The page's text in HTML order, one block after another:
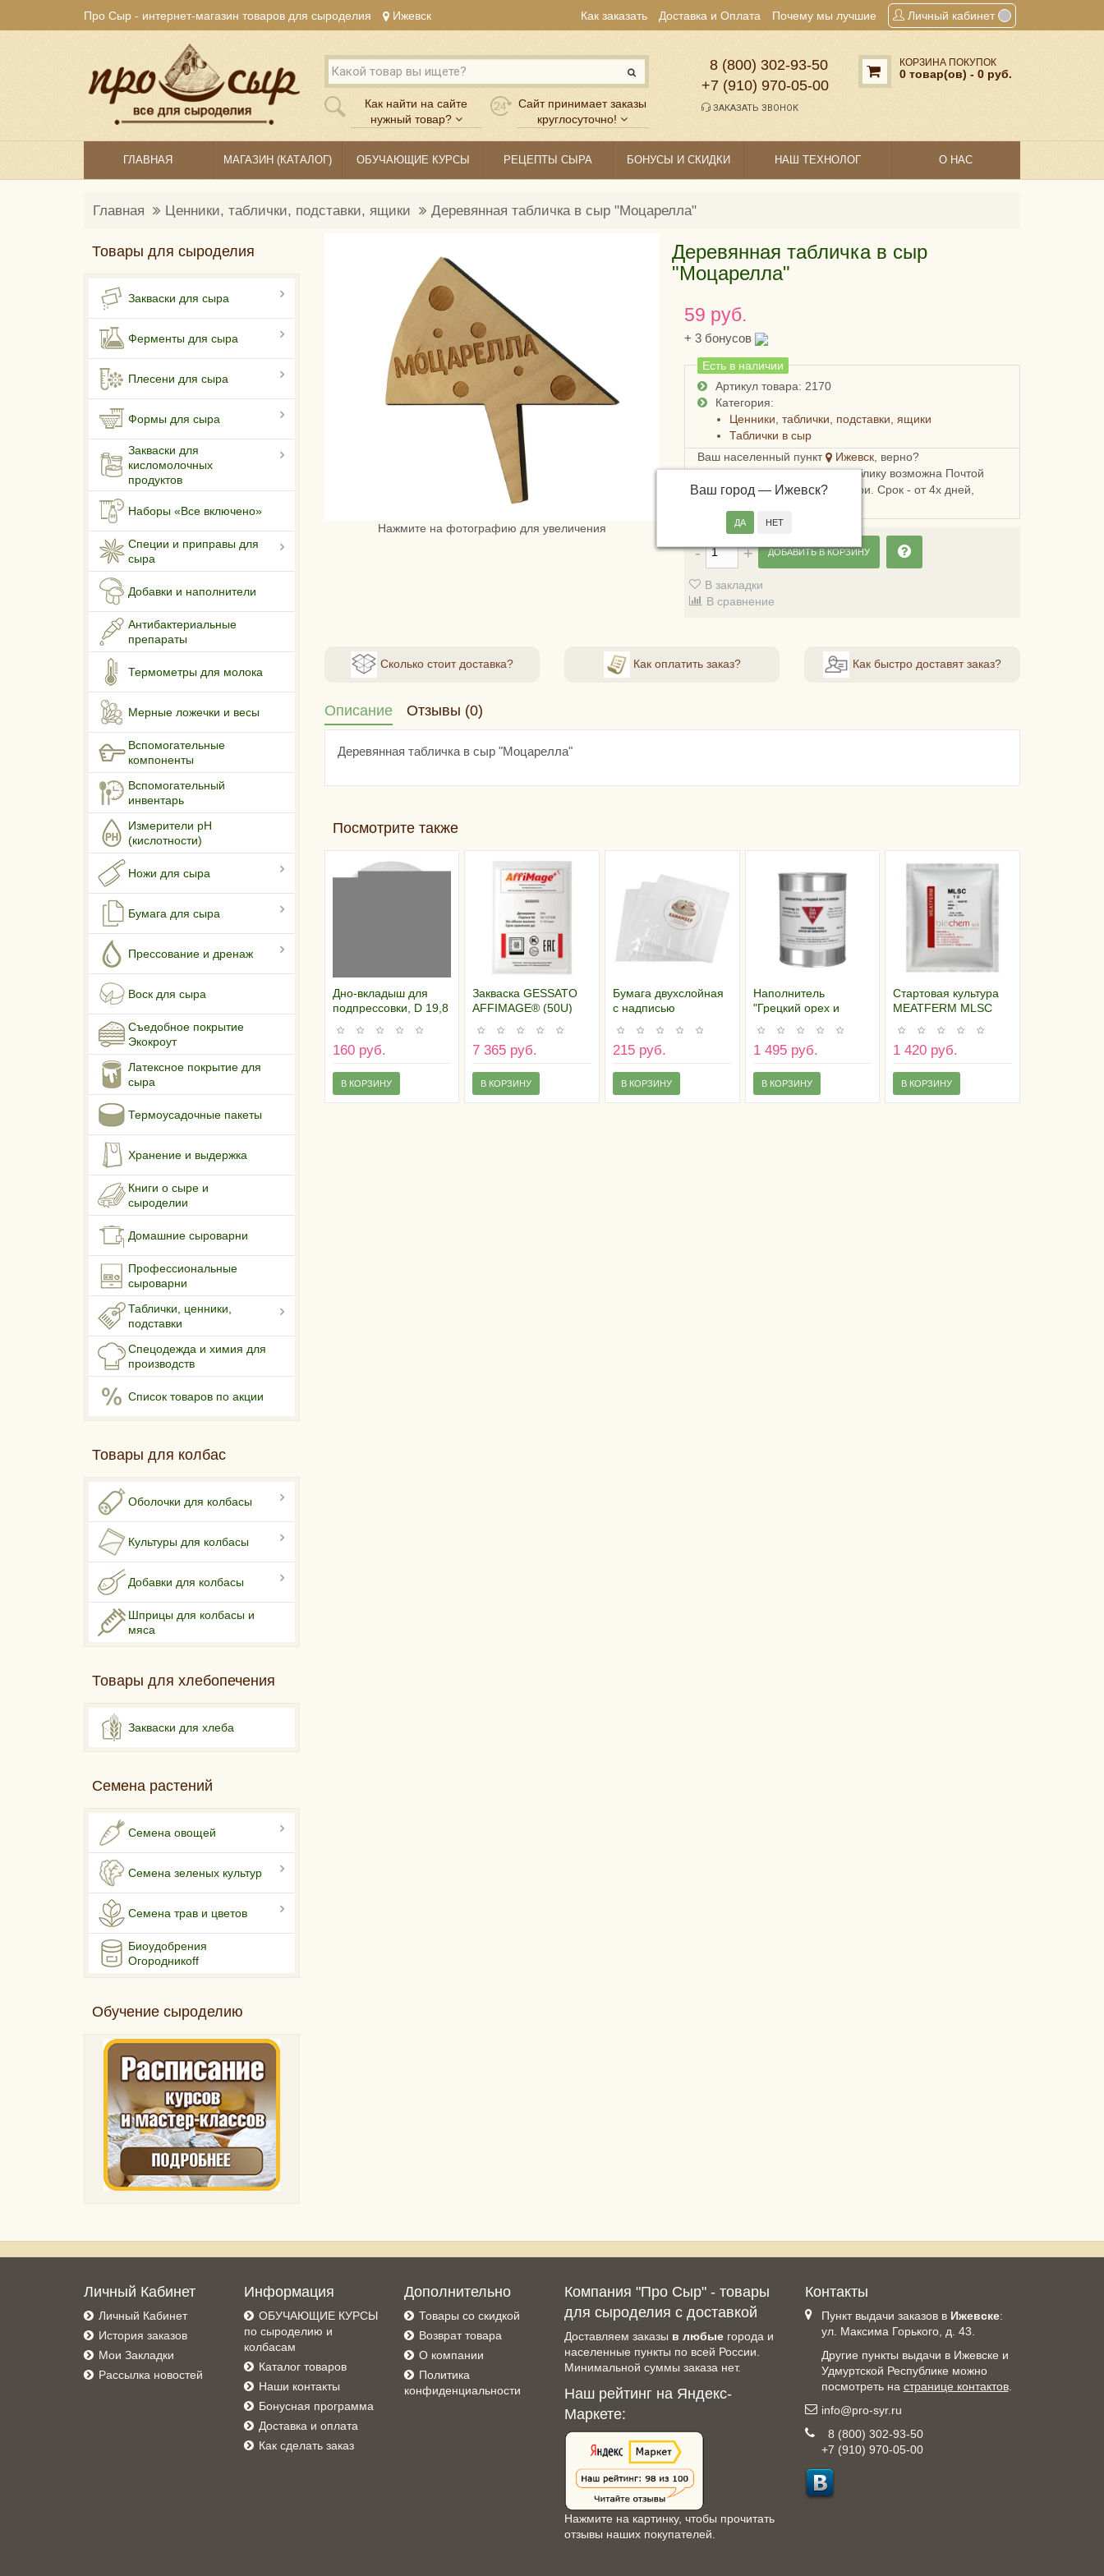
Про Сыр - интернет-магазин товаров для сыроделия Ижевск Как заказать Доставка и Оплата Почему мы лучшие Личный кабинет
Как найти на сайте
нужный товар?
Сайт принимает заказы
круглосуточно!
8 (800) 302‑93‑50
+7 (910) 970‑05‑00
ЗАКАЗАТЬ ЗВОНОК
КОРЗИНА ПОКУПОК
0 товар(ов) - 0 руб.
ГЛАВНАЯ МАГАЗИН (КАТАЛОГ) ОБУЧАЮЩИЕ КУРСЫ РЕЦЕПТЫ СЫРА БОНУСЫ И СКИДКИ НАШ ТЕХНОЛОГ О НАС
Главная Ценники, таблички, подставки, ящики Деревянная табличка в сыр "Моцарелла"
Товары для сыроделия
Закваски для сыра
Ферменты для сыра
Плесени для сыра
Формы для сыра
Закваски для
кисломолочных
продуктов
Наборы «Все включено»
Специи и приправы для
сыра
Добавки и наполнители
Антибактериальные
препараты
Термометры для молока
Мерные ложечки и весы
Вспомогательные
компоненты
Вспомогательный
инвентарь
Измерители pH
(кислотности)
Ножи для сыра
Бумага для сыра
Прессование и дренаж
Воск для сыра
Съедобное покрытие
Экокроут
Латексное покрытие для
сыра
Термоусадочные пакеты
Хранение и выдержка
Книги о сыре и
сыроделии
Домашние сыроварни
Профессиональные
сыроварни
Таблички, ценники,
подставки
Спецодежда и химия для
производств
Список товаров по акции
Товары для колбас
Оболочки для колбасы
Культуры для колбасы
Добавки для колбасы
Шприцы для колбасы и
мяса
Товары для хлебопечения
Закваски для хлеба
Семена растений
Семена овощей
Семена зеленых культур
Семена трав и цветов
Биоудобрения
Огородникоff
Обучение сыроделию
Нажмите на фотографию для увеличения
Деревянная табличка в сыр
"Моцарелла"
59 руб.
+3 бонусов
Есть в наличии
Артикул товара: 2170
Категория:
Ценники, таблички, подставки, ящики
Таблички в сыр
Ваш населенный пункт
Ижевск, верно?
Ваш город — Ижевск?
Доставка в Удмуртскую республику возможна Почтой
России, СДЭКом или Боксберри. Срок - от 4х дней,
ДОБАВИТЬ В КОРЗИНУ
В закладки
В сравнение
Сколько стоит доставка? Как оплатить заказ? Как быстро доставят заказ?
Описание Отзывы (0)
Деревянная табличка в сыр "Моцарелла"
Посмотрите также
Дно-вкладыш для
подпрессовки, D 19,8
160 руб.
В КОРЗИНУ
Закваска GESSATO
AFFIMAGE® (50U)
7 365 руб.
В КОРЗИНУ
Бумага двухслойная
с надписью
см), Россия (пачка 10
листов)
215 руб.
В КОРЗИНУ
Наполнитель
"Грецкий орех и
1 495 руб.
В КОРЗИНУ
Стартовая культура
MEATFERM MLSC
1 420 руб.
В КОРЗИНУ
Личный Кабинет
Личный Кабинет
История заказов
Мои Закладки
Рассылка новостей
Информация
ОБУЧАЮЩИЕ КУРСЫ
по сыроделию и
колбасам
Каталог товаров
Наши контакты
Бонусная программа
Доставка и оплата
Как сделать заказ
Дополнительно
Товары со скидкой
Возврат товара
О компании
Политика
конфиденциальности
Компания "Про Сыр" - товары
для сыроделия с доставкой
Доставляем заказы в любые города и
населенные пункты по всей России.
Минимальной суммы заказа нет.
Наш рейтинг на Яндекс-
Маркете:
Нажмите на картинку, чтобы прочитать
отзывы наших покупателей.
Контакты
Пункт выдачи заказов в Ижевске:
ул. Максима Горького, д. 43.
Другие пункты выдачи в Ижевске и
Удмуртской Республике можно
посмотреть на странице контактов.
info@pro-syr.ru
8 (800) 302-93-50
+7 (910) 970-05-00